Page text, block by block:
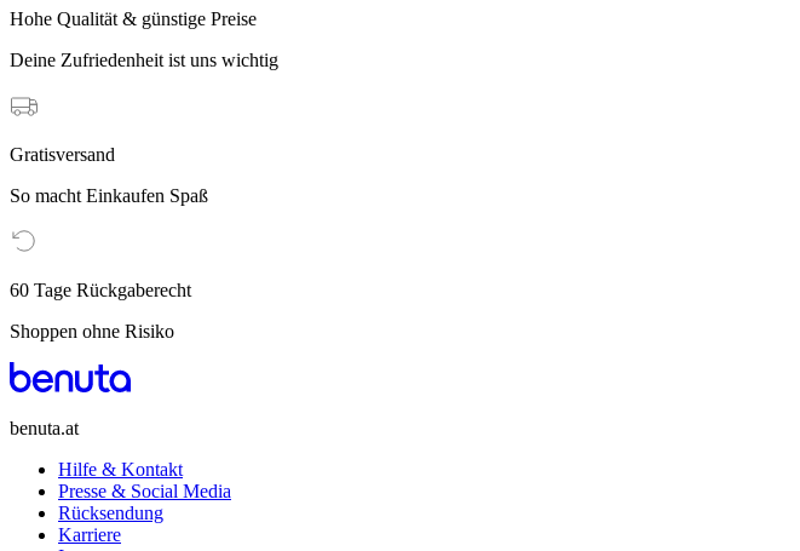
Hohe Qualität & günstige Preise
Deine Zufriedenheit ist uns wichtig
Gratisversand
So macht Einkaufen Spaß
60 Tage Rückgaberecht
Shoppen ohne Risiko
benuta.at
Hilfe & Kontakt
Presse & Social Media
Rücksendung
Karriere